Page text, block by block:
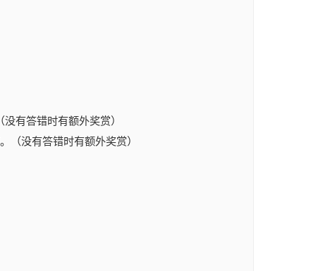
有答错时有额外奖赏）
没有答错时有额外奖赏）